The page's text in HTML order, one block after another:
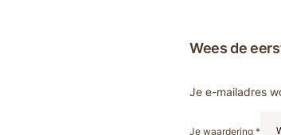
Wees de
Je e-mailadres
Je waardering *